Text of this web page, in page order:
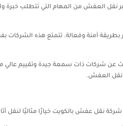
العفش من المهام التي تتطلب خبرة
آمنة وفعالة. تتمتع هذه الشركات
عن شركات ذات سمعة جيدة وتقييم عالي
نقل العفش.
نقل عفش بالكويت خيارًا مثاليًا لنقل